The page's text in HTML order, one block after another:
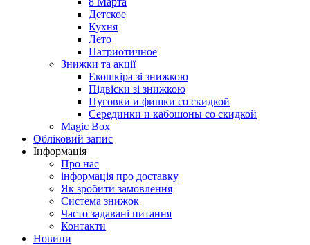
Детское
Кухня
Лето
Патриотичное
Знижки та акції
Екошкіра зі знижкою
Підвіски зі знижкою
Пуговки и фишки со скидкой
Серединки и кабошоны со скидкой
Magic Box
Обліковий запис
Інформація
Про нас
інформація про доставку
Як зробити замовлення
Система знижок
Часто задавані питання
Контакти
Новини